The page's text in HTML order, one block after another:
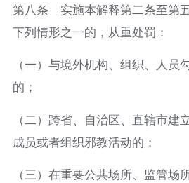
第八条 实施本解释第二条至第
下列情形之一的，从重处罚：
（一）与境外机构、组织、人员
的；
（二）跨省、自治区、直辖市建
成员或者组织邪教活动的；
（三）在重要公共场所、监管场